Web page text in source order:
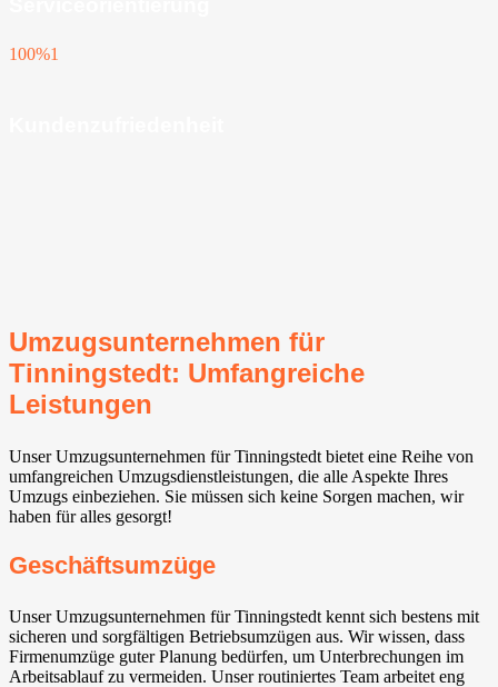
100%1
Umzugsunternehmen für
Tinningstedt: Umfangreiche
Leistungen
Unser Umzugsunternehmen für Tinningstedt bietet eine Reihe von
umfangreichen Umzugsdienstleistungen, die alle Aspekte Ihres
Umzugs einbeziehen. Sie müssen sich keine Sorgen machen, wir
haben für alles gesorgt!
Geschäftsumzüge
Unser Umzugsunternehmen für Tinningstedt kennt sich bestens mit
sicheren und sorgfältigen Betriebsumzügen aus. Wir wissen, dass
Firmenumzüge guter Planung bedürfen, um Unterbrechungen im
Arbeitsablauf zu vermeiden. Unser routiniertes Team arbeitet eng